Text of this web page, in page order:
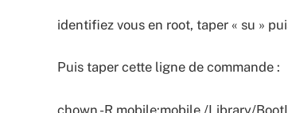
identifiez vous en root, taper « su »
Puis taper cette ligne de commande :
chown -R mobile:mobile /Library/